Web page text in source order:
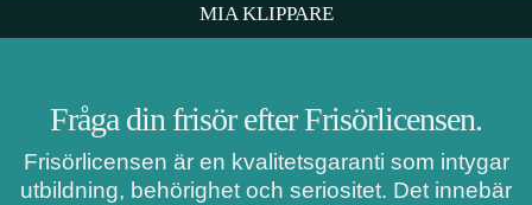
MIA KLIPPARE
Fråga din frisör efter Frisörlicensen.
Frisörlicensen är en kvalitetsgaranti som intygar
utbildning, behörighet och seriositet. Det innebär